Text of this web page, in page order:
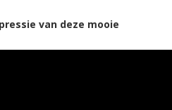
van deze mooie